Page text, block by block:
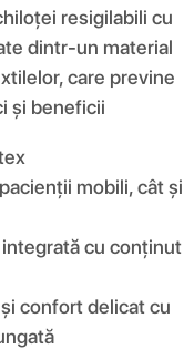
resigilabili cu
dintr-un material
care previne
și beneficii
mobili, cât și
cu conținut
confort delicat cu